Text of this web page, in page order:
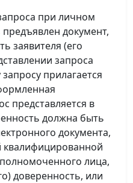
при личном
документ,
заявителя (его
запроса
прилагается
представляется в
должна быть
документа,
квалифицированной
лица,
доверенность, или